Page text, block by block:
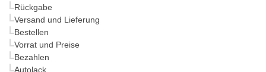
Rückgabe
Versand und Lieferung
Bestellen
Vorrat und Preise
Bezahlen
Autolack